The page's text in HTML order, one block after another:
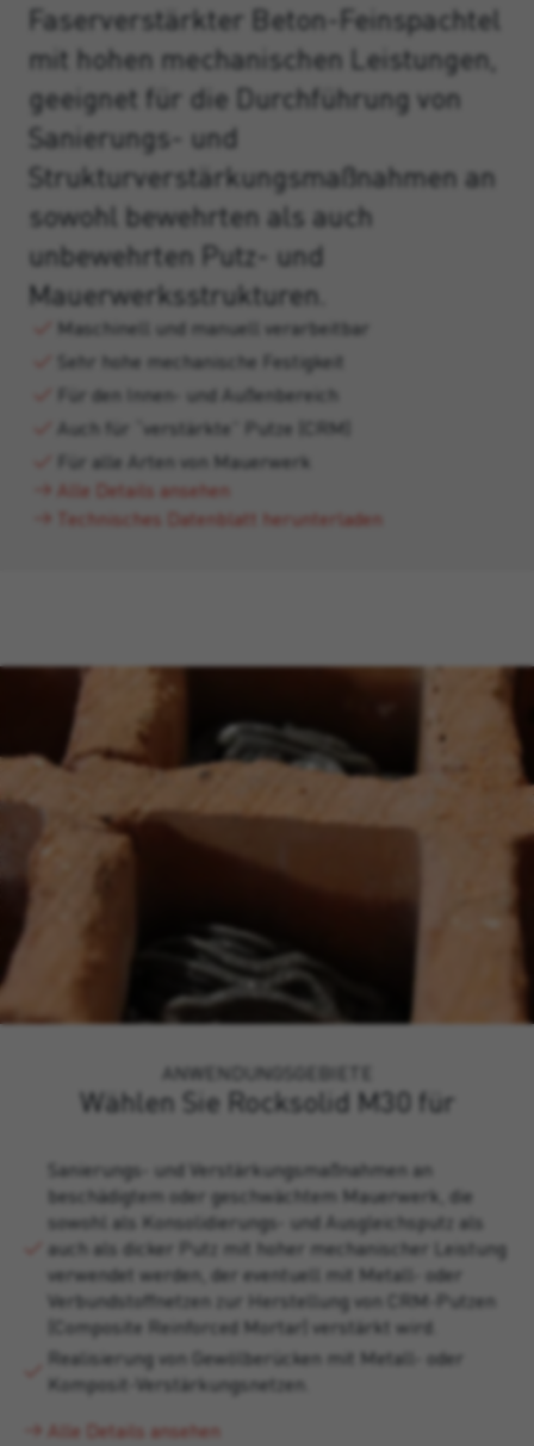
Faserverstärkter Beton-Feinspachtel
mit hohen mechanischen Leistungen,
geeignet für die Durchführung von
Sanierungs- und
Strukturverstärkungsmaßnahmen an
sowohl bewehrten als auch
unbewehrten Putz- und
Mauerwerksstrukturen.
Maschinell und manuell verarbeitbar
Sehr hohe mechanische Festigkeit
Für den Innen- und Außenbereich
Auch für “verstärkte” Putze (CRM)
Für alle Arten von Mauerwerk
Alle Details ansehen
Technisches Datenblatt herunterladen
ANWENDUNGSGEBIETE
Wählen Sie Rocksolid M30 für
Sanierungs- und Verstärkungsmaßnahmen an
beschädigtem oder geschwächtem Mauerwerk, die
sowohl als Konsolidierungs- und Ausgleichsputz als
auch als dicker Putz mit hoher mechanischer Leistung
verwendet werden, der eventuell mit Metall- oder
Verbundstoffnetzen zur Herstellung von CRM-Putzen
(Composite Reinforced Mortar) verstärkt wird.
Realisierung von Gewölberücken mit Metall- oder
Komposit-Verstärkungsnetzen.
Alle Details ansehen